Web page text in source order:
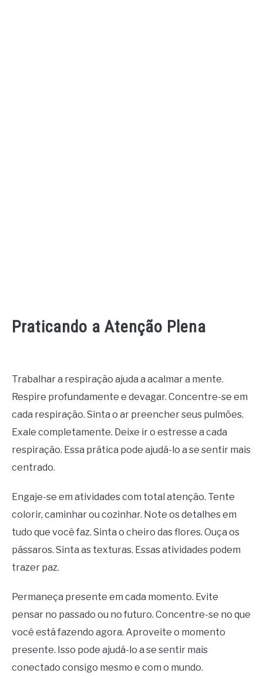
Praticando a Atenção Plena
Trabalhar a respiração ajuda a acalmar a mente.
Respire profundamente e devagar. Concentre-se em
cada respiração. Sinta o ar preencher seus pulmões.
Exale completamente. Deixe ir o estresse a cada
respiração. Essa prática pode ajudá-lo a se sentir mais
centrado.
Engaje-se em atividades com total atenção. Tente
colorir, caminhar ou cozinhar. Note os detalhes em
tudo que você faz. Sinta o cheiro das flores. Ouça os
pássaros. Sinta as texturas. Essas atividades podem
trazer paz.
Permaneça presente em cada momento. Evite
pensar no passado ou no futuro. Concentre-se no que
você está fazendo agora. Aproveite o momento
presente. Isso pode ajudá-lo a se sentir mais
conectado consigo mesmo e com o mundo.